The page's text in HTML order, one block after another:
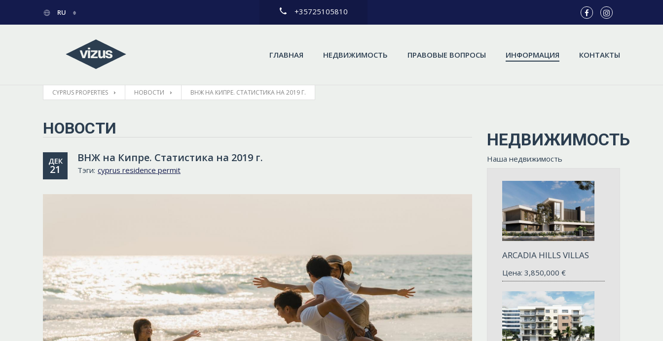
RU
ГРЕЧЕСКИЙ
+35725105810
ГЛАВНАЯ НЕДВИЖИМОСТЬ ПРАВОВЫЕ ВОПРОСЫ ИНФОРМАЦИЯ КОНТАКТЫ
CYPRUS PROPERTIES НОВОСТИ ВНЖ НА КИПРЕ. СТАТИСТИКА НА 2019 Г.
НОВОСТИ
ДЕК
21
ВНЖ на Кипре. Статистика на 2019 г.
Тэги: cyprus residence permit
НЕДВИЖИМОСТЬ
Наша недвижимость
ARCADIA HILLS VILLAS
Цена: 3,850,000 €